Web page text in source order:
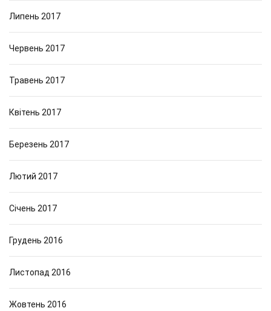
Липень 2017
Червень 2017
Травень 2017
Квітень 2017
Березень 2017
Лютий 2017
Січень 2017
Грудень 2016
Листопад 2016
Жовтень 2016